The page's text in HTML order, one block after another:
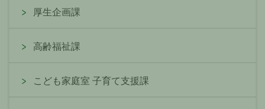
厚生企画課
高齢福祉課
こども家庭室 子育て支援課